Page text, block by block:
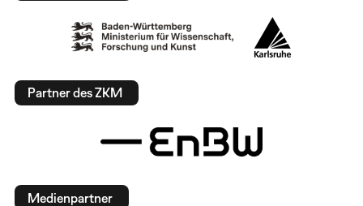
Partner des ZKM
Medienpartner